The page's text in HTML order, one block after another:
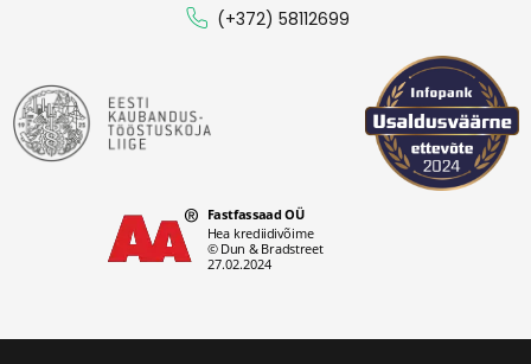
(+372) 58112699